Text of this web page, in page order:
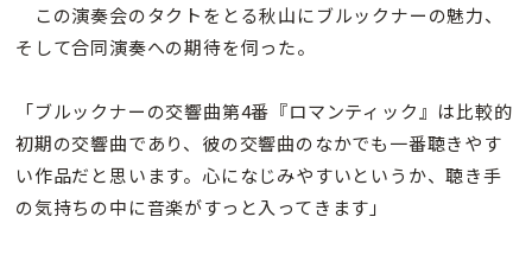
この演奏会のタクトをとる秋山にブルックナーの魅力、
そして合同演奏への期待を伺った。
「ブルックナーの交響曲第4番『ロマンティック』は比較的
初期の交響曲であり、彼の交響曲のなかでも一番聴きやす
い作品だと思います。心になじみやすいというか、聴き手
の気持ちの中に音楽がすっと入ってきます」